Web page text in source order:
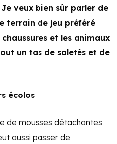
veux bien sûr parler de
terrain de jeu préféré
et les animaux
un tas de saletés et de
écolos
de mousses détachantes
aussi passer de